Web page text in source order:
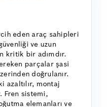
eden araç sahipleri
ve uzun
kritik bir adımdır.
parçalar şasi
doğrulanır.
azaltılır, montaj
Fren sistemi,
elemanları ve